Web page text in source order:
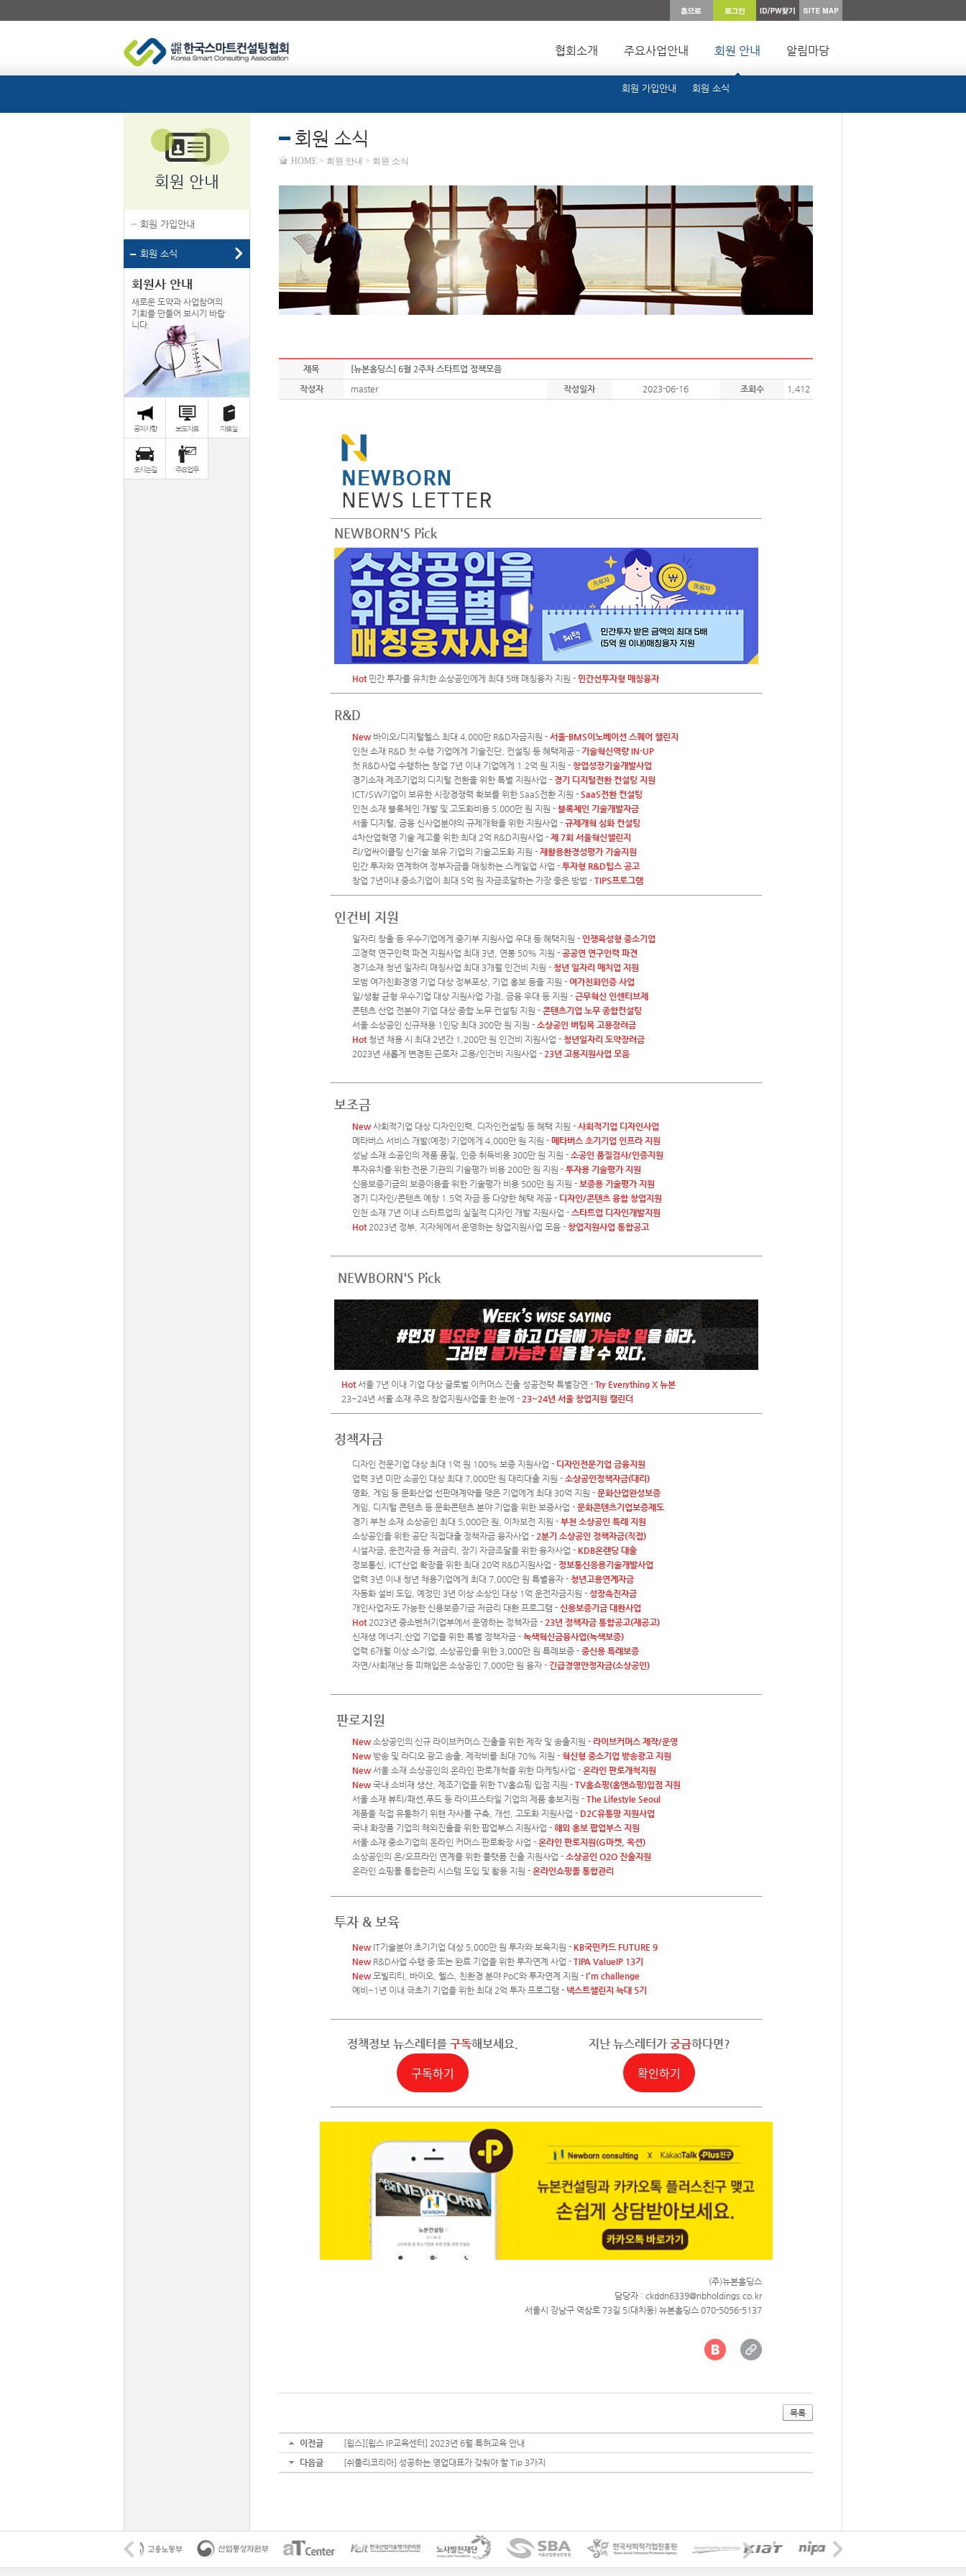
협회소개 주요사업안내 회원 안내
회원 가입안내 회원 소식
알림마당
회원 안내
회원 가입안내
회원 소식
회원사 안내
새로운 도약과 사업참여의
기회를 만들어 보시기 바랍
니다.
공지사항 보도자료 자료실
오시는길 주요업무
회원 소식
HOME > 회원 안내 > 회원 소식
제목
[뉴본홀딩스] 6월 2주차 스타트업 정책모음
작성자
master 작성일자 2023-06-16 조회수 1,412
NEWBORN'S Pick
Hot민간 투자를 유치한 소상공인에게 최대 5배 매칭융자 지원 - 민간선투자형 매칭융자
R&D
New바이오/디지털헬스 최대 4,000만 R&D자금지원 - 서울-BMS이노베이션 스퀘어 챌린지
인천 소재 R&D 첫 수행 기업에게 기술진단, 컨설팅 등 혜택제공 - 기술혁신역량 IN-UP
첫 R&D사업 수행하는 창업 7년 이내 기업에게 1.2억 원 지원 - 창업성장기술개발사업
경기소재 제조기업의 디지털 전환을 위한 특별 지원사업 - 경기 디지털전환 컨설팅 지원
ICT/SW기업이 보유한 시장경쟁력 확보를 위한 SaaS전환 지원 - SaaS전환 컨설팅
인천 소재 블록체인 개발 및 고도화비용 5,000만 원 지원 -블록체인 기술개발자금
서울 디지털, 금융 신사업분야의 규제개혁을 위한 지원사업 - 규제개혁 심화 컨설팅
4차산업혁명 기술 제고를 위한 최대 2억 R&D지원사업 - 제 7회 서울혁신챌린지
리/업싸이클링 신기술 보유 기업의 기술고도화 지원 - 재활용환경성평가 기술지원
민간 투자와 연계하여 정부자금을 매칭하는 스케일업 사업 - 투자형 R&D팁스 공고
창업 7년이내 중소기업이 최대 5억 원 자금조달하는 가장 좋은 방법 - TIPS프로그램
인건비 지원
일자리 창출 등 우수기업에게 중기부 지원사업 우대 등 혜택지원 - 인쟁육성형 중소기업
고경력 연구인력 파견 지원사업 최대 3년, 연봉 50% 지원 - 공공연 연구인력 파견
경기소재 청년 일자리 매칭사업 최대 3개월 인건비 지원 - 청년 일자리 매치업 지원
모범 여가친화경영 기업 대상 정부포상, 기업 홍보 등을 지원 - 여가친화인증 사업
일/생활 균형 우수기업 대상 지원사업 가점, 금융 우대 등 지원 - 근무혁신 인센티브제
콘텐츠 산업 전분야 기업 대상 종합 노무 컨설팅 지원 - 콘텐츠기업 노무 종합컨설팅
서울 소상공인 신규채용 1인당 최대 300만 원 지원 -소상공인 버팀목 고용장려금
Hot청년 채용 시 최대 2년간 1,200만 원 인건비 지원사업 - 청년일자리 도약장려금
2023년 새롭게 변경된 근로자 고용/인건비 지원사업 - 23년 고용지원사업 모음
보조금
New 사회적기업 대상 디자인인력, 디자인컨설팅 등 혜택 지원 - 사회적기업 디자인사업
메타버스 서비스 개발(예정) 기업에게 4,000만 원 지원 - 메타버스 초기기업 인프라 지원
성남 소재 소공인의 제품 품질, 인증 취득비용 300만 원 지원 - 소공인 품질검사/인증지원
투자유치를 위한 전문 기관의 기술평가 비용 200만 원 지원 -투자용 기술평가 지원
신용보증기금의 보증이용을 위한 기술평가 비용 500만 원 지원 - 보증용 기술평가 지원
경기 디자인/콘텐츠 예창 1.5억 자금 등 다양한 혜택 제공 - 디자인/콘텐츠 융합 창업지원
인천 소재 7년 이내 스타트업의 실질적 디자인 개발 지원사업 -스타트업 디자인개발지원
Hot 2023년 정부, 지자체에서 운영하는 창업지원사업 모음 - 창업지원사업 통합공고
NEWBORN'S Pick
Hot 서울 7년 이내 기업 대상 글로벌 이커머스 진출 성공전략 특별강연 - Try Everything X 뉴본
23~24년 서울 소재 주요 창업지원사업을 한 눈에 - 23~24년 서울 창업지원 캘린더
정책자금
디자인 전문기업 대상 최대 1억 원 100% 보증 지원사업 - 디자인전문기업 금융지원
업력 3년 미만 소공인 대상 최대 7,000만 원 대리대출 지원 -소상공인정책자금(대리)
영화, 게임 등 문화산업 선판매계약을 맺은 기업에게 최대 30억 지원 - 문화산업완성보증
게임, 디지털 콘텐츠 등 문화콘텐츠 분야 기업을 위한 보증사업 - 문화콘텐츠기업보증제도
경기 부천 소재 소상공인 최대 5,000만 원, 이차보전 지원 - 부천 소상공인 특례 지원
소상공인을 위한 공단 직접대출 정책자금 융자사업 -2분기 소상공인 정책자금(직접)
시설자금, 운전자금 등 저금리, 장기 자금조달을 위한 융자사업 - KDB온랜딩 대출
정보통신, ICT산업 확장을 위한 최대 20억 R&D지원사업 - 정보통신응용기술개발사업
업력 3년 이내 청년 채용기업에게 최대 7,000만 원 특별융자 - 청년고용연계자금
자동화 설비 도입, 예정인 3년 이상 소상인 대상 1억 운전자금지원 - 성장촉진자금
개인사업자도 가능한 신용보증기금 저금리 대환 프로그램 - 신용보증기금 대환사업
Hot2023년 중소벤처기업부에서 운영하는 정책자금 - 23년 정책자금 통합공고(재공고)
신재생 에너지,산업 기업을 위한 특별 정책자금 - 녹색혁신금융사업(녹색보증)
업력 6개월 이상 소기업, 소상공인을 위한 3,000만 원 특례보증 - 중신용 특례보증
자연/사회재난 등 피해입은 소상공인 7,000만 원 융자 - 긴급경영안정자금(소상공인)
판로지원
New 소상공인의 신규 라이브커머스 진출을 위한 제작 및 송출지원 - 라이브커머스 제작/운영
New 방송 및 라디오 광고 송출, 제작비를 최대 70% 지원 - 혁신형 중소기업 방송광고 지원
New 서울 소재 소상공인의 온라인 판로개척을 위한 마케팅사업 -온라인 판로개척지원
New 국내 소비재 생산, 제조기업을 위한 TV홈쇼핑 입점 지원 - TV홈쇼핑(홈앤쇼핑)입점 지원
서울 소재 뷰티/패션,푸드 등 라이프스타일 기업의 제품 홍보지원 - The Lifestyle Seoul
제품을 직접 유통하기 위핸 자사몰 구축, 개선, 고도화 지원사업 - D2C유통망 지원사업
국내 화장품 기업의 해외진출을 위한 팝업부스 지원사업 - 해외 홍보 팝업부스 지원
서울 소재 중소기업의 온라인 커머스 판로확장 사업 - 온라인 판로지원(G마켓, 옥션)
소상공인의 온/오프라인 연계를 위한 플랫폼 진출 지원사업 - 소상공인 O2O 진출지원
온라인 쇼핑몰 통합관리 시스템 도입 및 활용 지원 - 온라인쇼핑몰 통합관리
투자 & 보육
NewIT기술분야 초기기업 대상 5,000만 원 투자와 보육지원 - KB국민카드 FUTURE 9
NewR&D사업 수행 중 또는 완료 기업을 위한 투자연계 사업 - TIPA ValueIP 13기
New 모빌리티, 바이오, 헬스, 친환경 분야 PoC와 투자연계 지원 - I'm challenge
예비~1년 이내 극초기 기업을 위한 최대 2억 투자 프로그램 - 넥스트챌린지 늑대 5기
정책정보 뉴스레터를 구독해보세요. 지난 뉴스레터가궁금하다면?
구독하기 확인하기
(주)뉴본홀딩스
담당자 : ckddn6339@nbholdings.co.kr
서울시 강남구 역삼로 73길 5(대치동) 뉴본홀딩스 070-5056-5137
목록
이전글
[윕스][윕스 IP교육센터] 2023년 6월 특허교육 안내
다음글
[쉬플리코리아] 성공하는 영업대표가 갖춰야 할 Tip 3가지